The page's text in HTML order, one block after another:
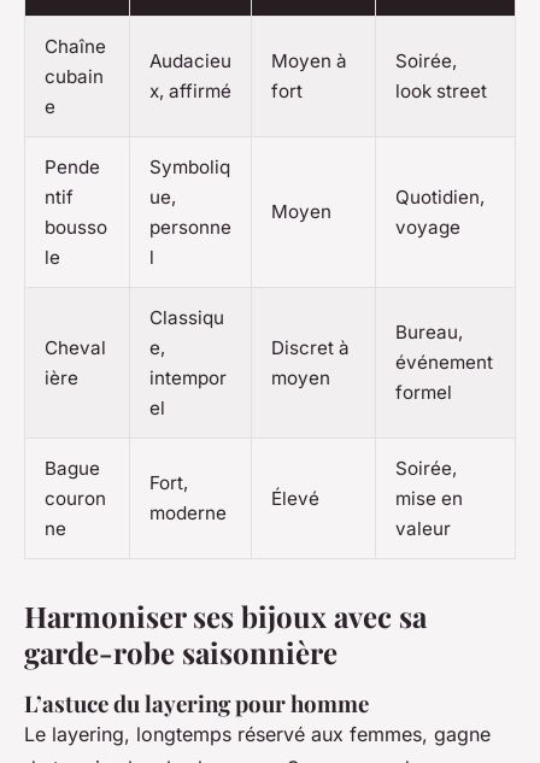
Chaîne
cubain
e
Audacieu
x, affirmé
Moyen à
fort
Soirée,
look street
Pende
ntif
bousso
le
Symboliq
ue,
personne
l
Moyen
Quotidien,
voyage
Cheval
ière
Classiqu
e,
intempor
el
Discret à
moyen
Bureau,
événement
formel
Bague
couron
ne
Fort,
moderne
Élevé
Soirée,
mise en
valeur
Harmoniser ses bijoux avec sa
garde-robe saisonnière
L’astuce du layering pour homme
Le layering, longtemps réservé aux femmes, gagne